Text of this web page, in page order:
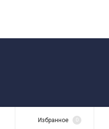
Избранное 0